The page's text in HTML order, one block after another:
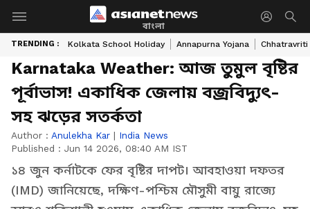
বাংলা
TRENDING : Kolkata School Holiday Annapurna Yojana Chhatravriti
Karnataka Weather: আজ তুমুল বৃষ্টির
পূর্বাভাস! একাধিক জেলায় বজ্রবিদ্যুৎ-
সহ ঝড়ের সতর্কতা
Author : Anulekha Kar | India News
Published : Jun 14 2026, 08:40 AM IST
১৪ জুন কর্নাটকে ফের বৃষ্টির দাপট। আবহাওয়া দফতর
(IMD) জানিয়েছে, দক্ষিণ-পশ্চিম মৌসুমী বায়ু রাজ্যে